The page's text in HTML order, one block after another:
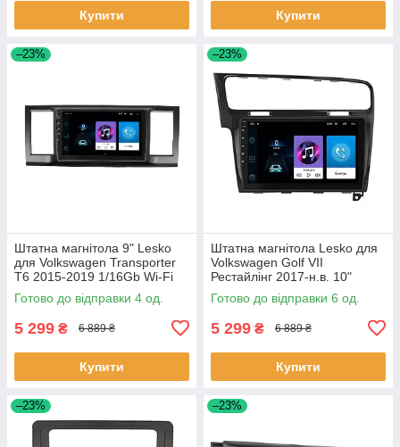
Купити Купити
–23%
Штатна магнітола 9" Lesko
для Volkswagen Transporter
T6 2015-2019 1/16Gb Wi-Fi
GPS Base Вольксваген 4 шт.
Готово до відправки 4 од.
5 299 ₴ 6 889 ₴
Купити
–23%
Штатна магнітола Lesko для
Volkswagen Golf VII
Рестайлінг 2017-н.в. 10"
1/16Gb Wi-Fi GPS Base 6шт
Готово до відправки 6 од.
5 299 ₴ 6 889 ₴
Купити
–23% –23%